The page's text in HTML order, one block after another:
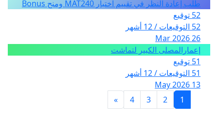
طلب إعادة النظر في تقييم اختبار MAT240 ومنح Bonus
52 توقيع
52 التوقيعات / 12 أشهر
26 Mar 2026
إعمارالمصلى الكبير لتماشت
51 توقيع
51 التوقيعات / 12 أشهر
13 May 2026
1
2
3
4
»